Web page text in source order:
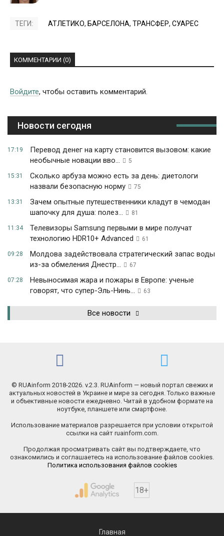
ТЕГИ: АТЛЕТИКО, БАРСЕЛОНА, ТРАНСФЕР, СУАРЕС
КОММЕНТАРИИ (0)
Войдите, чтобы оставить комментарий.
Новости сегодня
17:19
Перевод денег на карту становится вызовом: какие
необычные новации вво...
5
15:31
Сколько арбуза можно есть за день: диетологи
назвали безопасную норму
75
13:31
Зачем опытные путешественники кладут в чемодан
шапочку для душа: полез...
81
11:34
Телевизоры Samsung первыми в мире получат
технологию HDR10+ Advanced
61
09:28
Молдова задействовала стратегический запас воды
из-за обмеления Днестр...
67
07:28
Невыносимая жара и пожары в Европе: ученые
говорят, что супер-Эль-Нинь...
63
Все новости
© RUAinform 2018-2026. v.2.3. RUAinform — новый портал свежих и
актуальных новостей в Украине и мире за сегодня. Только важные
и объективные новости ежедневно. Читай в удобном формате на
ноутбуке, планшете или смартфоне.
Использование материалов разрешается при условии открытой
ссылки на сайт ruainform.com.
Продолжая просматривать сайт вы подтверждаете, что
ознакомились и соглашаетесь на использование файлов cookies.
Политика использования файлов cookies
18+
Главная